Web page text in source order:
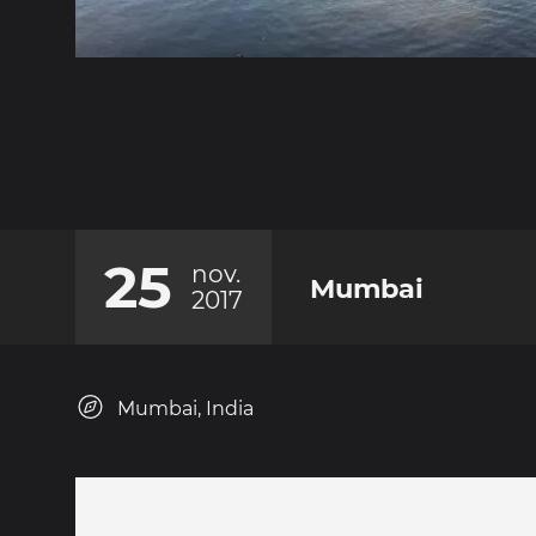
25
nov.
2017
Mumbai
Mumbai, India